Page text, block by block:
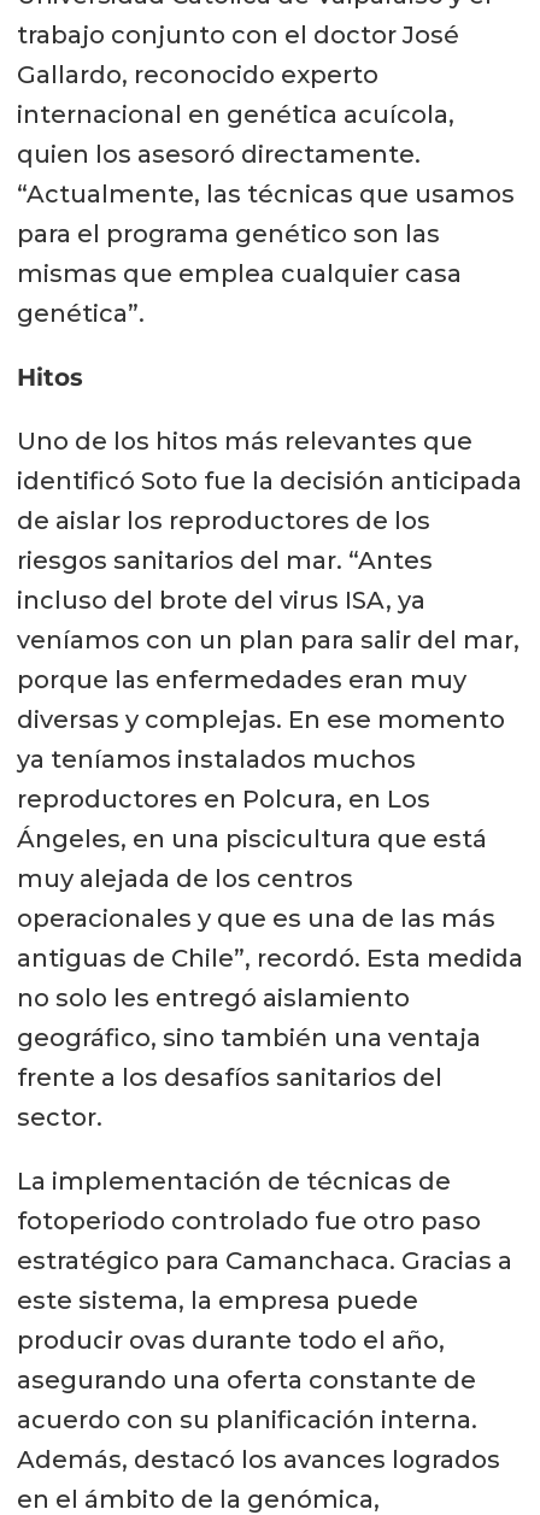
trabajo conjunto con el doctor José
Gallardo, reconocido experto
internacional en genética acuícola,
quien los asesoró directamente.
“Actualmente, las técnicas que usamos
para el programa genético son las
mismas que emplea cualquier casa
genética”.
Hitos
Uno de los hitos más relevantes que
identificó Soto fue la decisión anticipada
de aislar los reproductores de los
riesgos sanitarios del mar. “Antes
incluso del brote del virus ISA, ya
veníamos con un plan para salir del mar,
porque las enfermedades eran muy
diversas y complejas. En ese momento
ya teníamos instalados muchos
reproductores en Polcura, en Los
Ángeles, en una piscicultura que está
muy alejada de los centros
operacionales y que es una de las más
antiguas de Chile”, recordó. Esta medida
no solo les entregó aislamiento
geográfico, sino también una ventaja
frente a los desafíos sanitarios del
sector.
La implementación de técnicas de
fotoperiodo controlado fue otro paso
estratégico para Camanchaca. Gracias a
este sistema, la empresa puede
producir ovas durante todo el año,
asegurando una oferta constante de
acuerdo con su planificación interna.
Además, destacó los avances logrados
en el ámbito de la genómica,